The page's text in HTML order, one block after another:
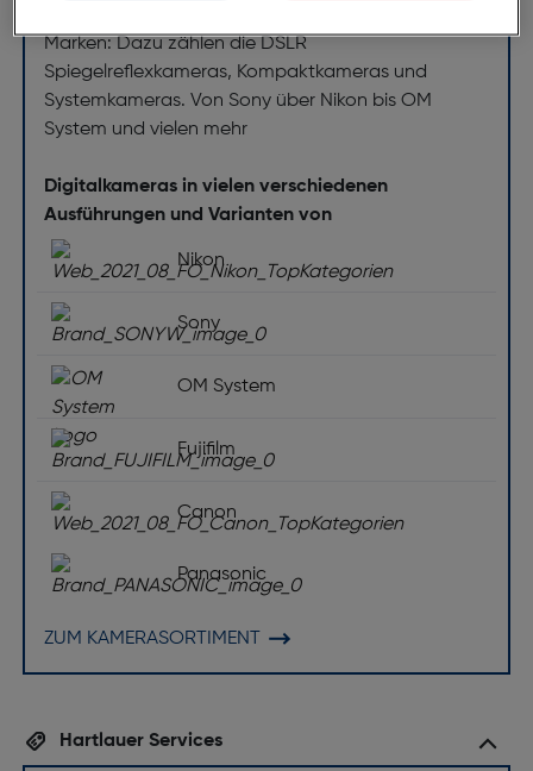
Marken: Dazu zählen die DSLR
Spiegelreflexkameras, Kompaktkameras und
Systemkameras. Von Sony über Nikon bis OM
System und vielen mehr
Digitalkameras in vielen verschiedenen
Ausführungen und Varianten von
Nikon
Sony
OM System
Fujifilm
Canon
Panasonic
ZUM KAMERASORTIMENT
Hartlauer Services